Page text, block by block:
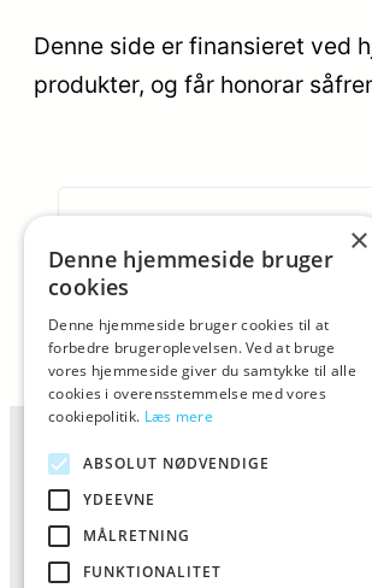
Denne side er finansieret ved
produkter, og får honorar
« Online shopping ×
Denne hjemmeside bruger
cookies
Denne hjemmeside bruger cookies til at
forbedre brugeroplevelsen. Ved at bruge
vores hjemmeside giver du samtykke til alle
cookies i overensstemmelse med vores
cookiepolitik. Læs mere
ABSOLUT NØDVENDIGE
YDEEVNE
MÅLRETNING
FUNKTIONALITET